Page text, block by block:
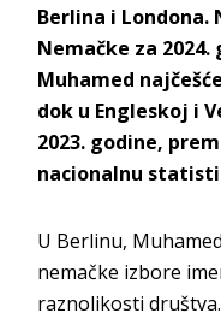
Berlina i Londona.
Nemačke za
Muhamed
dok u Engleskoj i
2023. godine,
nacionalnu
U Berlinu,
nemačke izbore
raznolikosti